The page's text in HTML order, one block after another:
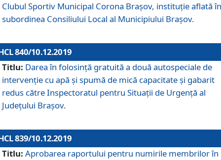
Clubul Sportiv Municipal Corona Braşov, instituție aflată în
subordinea Consiliului Local al Municipiului Brașov.
840/10.12.2019
Titlu: Darea în folosință gratuită a două autospeciale de
intervenție cu apă și spumă de mică capacitate și gabarit
redus către Inspectoratul pentru Situaţii de Urgenţă al
Judeţului Brașov.
839/10.12.2019
Titlu: Aprobarea raportului pentru numirile membrilor în